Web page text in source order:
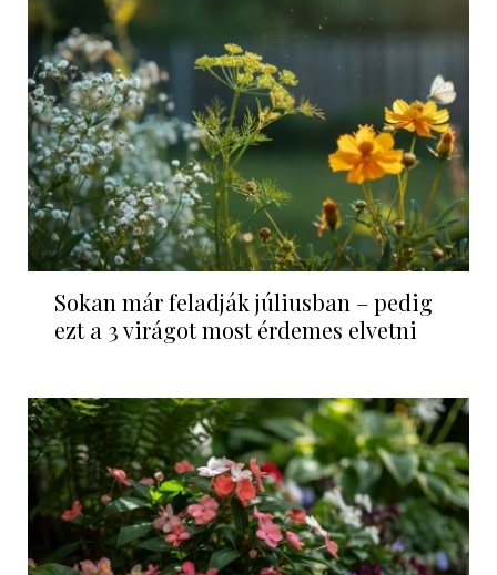
Sokan már feladják júliusban – pedig
ezt a 3 virágot most érdemes elvetni